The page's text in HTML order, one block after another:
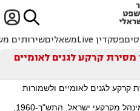
ﱐ
פסקדין Live משאליםשירותים
קרקע לגנים לאומיים
לגנים לאומיים ולשמורות